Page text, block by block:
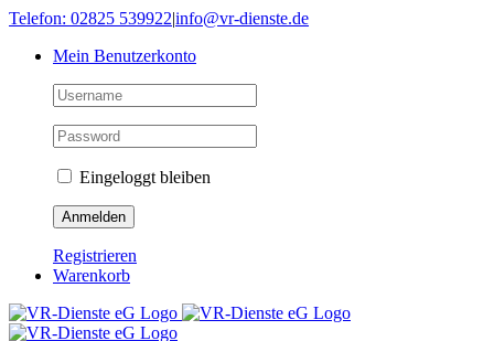
Skip
content
Telefon: 02825 539922|info@vr-dienste.de
Mein Benutzerkonto
Eingeloggt bleiben
Registrieren
Warenkorb